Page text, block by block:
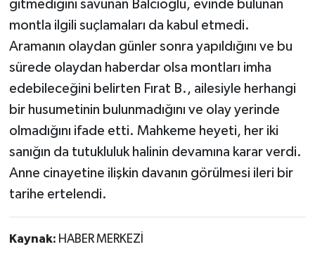
gitmediğini savunan Balcıoğlu, evinde bulunan
montla ilgili suçlamaları da kabul etmedi.
Aramanın olaydan günler sonra yapıldığını ve bu
sürede olaydan haberdar olsa montları imha
edebileceğini belirten Fırat B., ailesiyle herhangi
bir husumetinin bulunmadığını ve olay yerinde
olmadığını ifade etti. Mahkeme heyeti, her iki
sanığın da tutukluluk halinin devamına karar verdi.
Anne cinayetine ilişkin davanın görülmesi ileri bir
tarihe ertelendi.
Kaynak: HABER MERKEZİ